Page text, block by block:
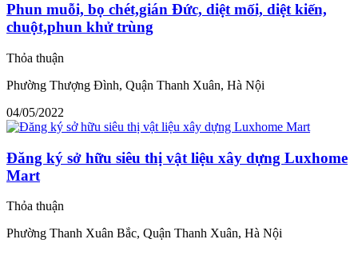
Phun muỗi, bọ chét,gián Đức, diệt mối, diệt kiến,
chuột,phun khử trùng
Thỏa thuận
Phường Thượng Đình, Quận Thanh Xuân, Hà Nội
04/05/2022
Đăng ký sở hữu siêu thị vật liệu xây dựng Luxhome
Mart
Thỏa thuận
Phường Thanh Xuân Bắc, Quận Thanh Xuân, Hà Nội